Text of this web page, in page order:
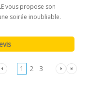
vous propose son
soirée inoubliable.
1 2 3